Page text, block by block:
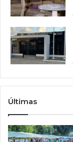
Últimas